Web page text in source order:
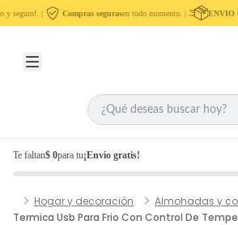
seguro!. | Compras segurasen todo momento. | ENVIO
Te faltan$ 0para tu¡Envío gratis!
Hogar y decoración Almohadas y
Termica Usb Para Frio Con Control De